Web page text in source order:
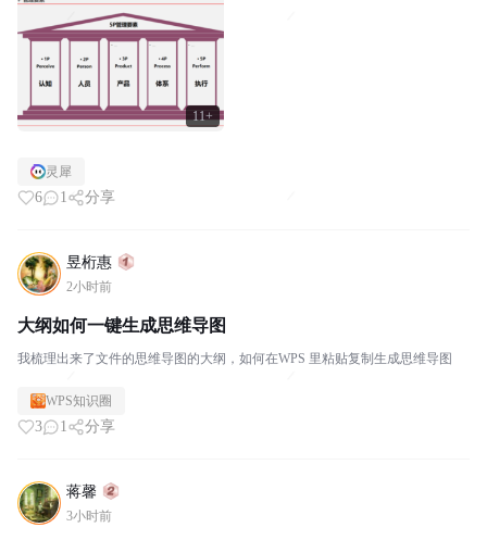
11+
灵犀
6 1 分享
昱桁惠
2小时前
大纲如何一键生成思维导图
我梳理出来了文件的思维导图的大纲，如何在WPS 里粘贴复制生成思维导图
WPS知识圈
3 1 分享
蒋馨
3小时前